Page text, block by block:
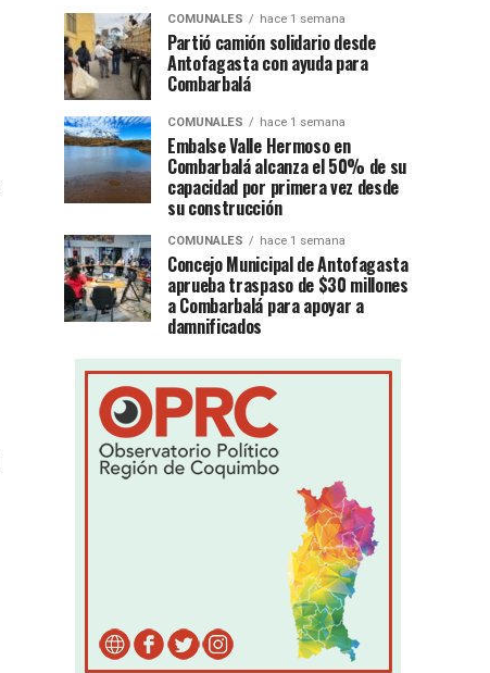
COMUNALES hace 1 semana
Partió camión solidario desde
Antofagasta con ayuda para
Combarbalá
COMUNALES hace 1 semana
Embalse Valle Hermoso en
Combarbalá alcanza el 50% de su
capacidad por primera vez desde
su construcción
COMUNALES hace 1 semana
Concejo Municipal de Antofagasta
aprueba traspaso de $30 millones
a Combarbalá para apoyar a
damnificados